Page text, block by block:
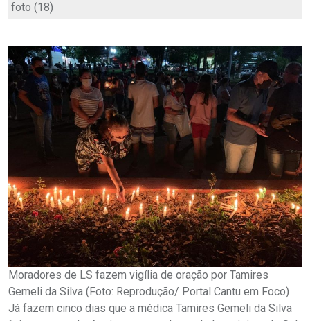
foto (18)
Moradores de LS fazem vigília de oração por Tamires
Gemeli da Silva (Foto: Reprodução/ Portal Cantu em Foco)
Já fazem cinco dias que a médica Tamires Gemeli da Silva